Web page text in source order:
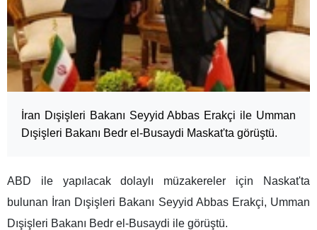
İran Dışişleri Bakanı Seyyid Abbas Erakçi ile Umman
Dışişleri Bakanı Bedr el-Busaydi Maskat'ta görüştü.
ABD ile yapılacak dolaylı müzakereler için Naskat'ta
bulunan İran Dışişleri Bakanı Seyyid Abbas Erakçi, Umman
Dışişleri Bakanı Bedr el-Busaydi ile görüştü.